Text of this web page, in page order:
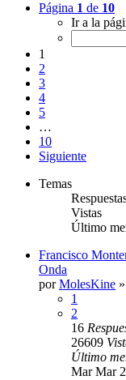
Página 1 de 10
Ir a la
1
2
3
4
5
…
10
Siguiente
Temas
Vistas
Último
Francisco
Onda
porMolesKine »
1
2
16
26609
Último
Mar Mar